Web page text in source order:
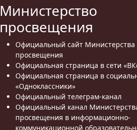
Министерство
просвещения
Официальный сайт Министерства
просвещения
Официальная страница в сети
Официальная страница в
«Одноклассники»
Официальный телеграм-канал
Официальный канал
просвещения в информационно-
коммуникационной